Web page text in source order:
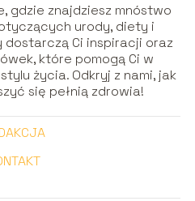
gdzie znajdziesz mnóstwo
urody, diety i
dostarczą Ci inspiracji oraz
które pomogą Ci w
życia. Odkryj z nami, jak
się pełnią zdrowia!